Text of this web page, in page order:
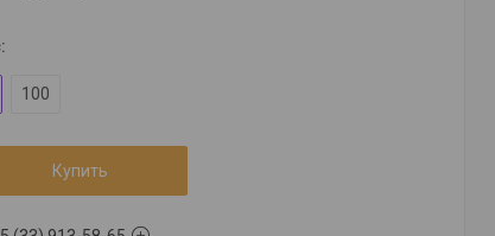
:
100
Купить